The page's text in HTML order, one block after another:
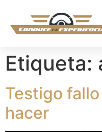
Etiqueta:
Testigo
hacer